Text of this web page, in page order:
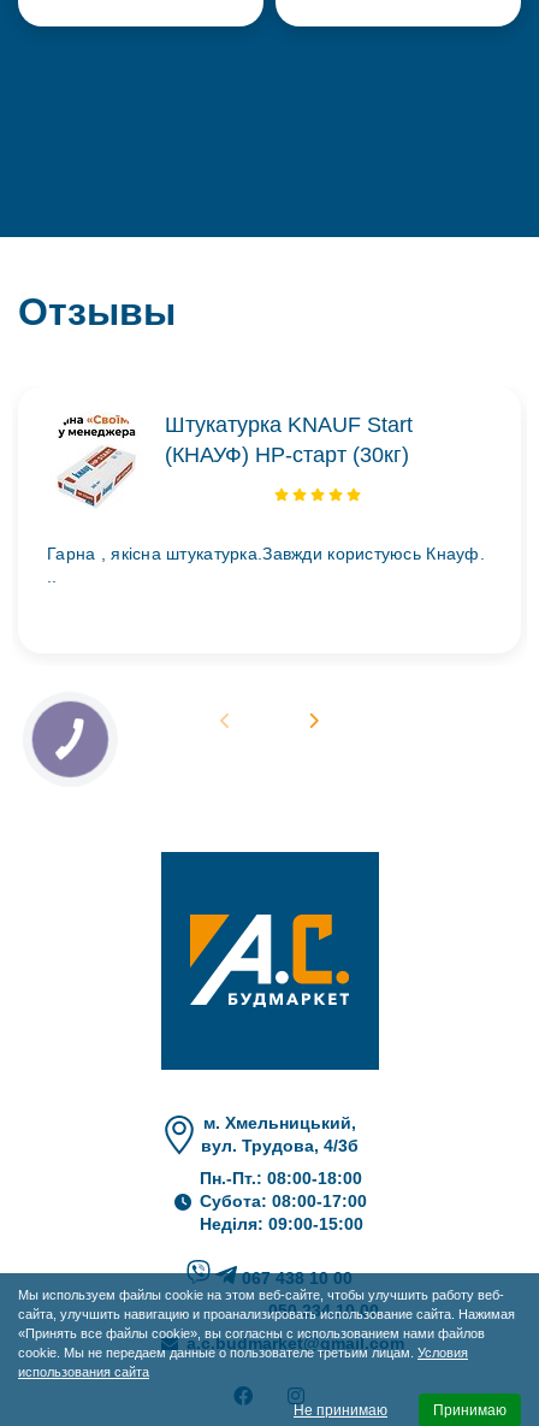
Отзывы
Штукатурка KNAUF Start
(КНАУФ) НР-старт (30кг)
Гарна , якісна штукатурка.Завжди користуюсь Кнауф.
..
Мы используем файлы cookie на этом веб-сайте, чтобы улучшить работу веб-
сайта, улучшить навигацию и проанализировать использование сайта. Нажимая
«Принять все файлы cookie», вы согласны с использованием нами файлов
cookie. Мы не передаем данные о пользователе третьим лицам. Условия
использования сайта
Не принимаю Принимаю
м. Хмельницький,
вул. Трудова, 4/3б
Пн.-Пт.: 08:00-18:00
Субота: 08:00-17:00
Неділя: 09:00-15:00
067 438 10 00
050 234 10 00
a.c.budmarket@gmail.com